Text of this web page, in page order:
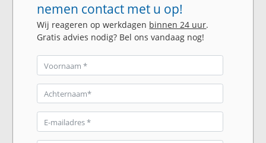
nemen contact met u op!
Wij reageren op werkdagen binnen 24 uur.
Gratis advies nodig? Bel ons vandaag nog!